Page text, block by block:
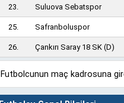
23. Suluova Sebatspor
25. Safranboluspor
26. Çankırı Saray 18 SK (D)
Futbolcunun maç kadrosuna